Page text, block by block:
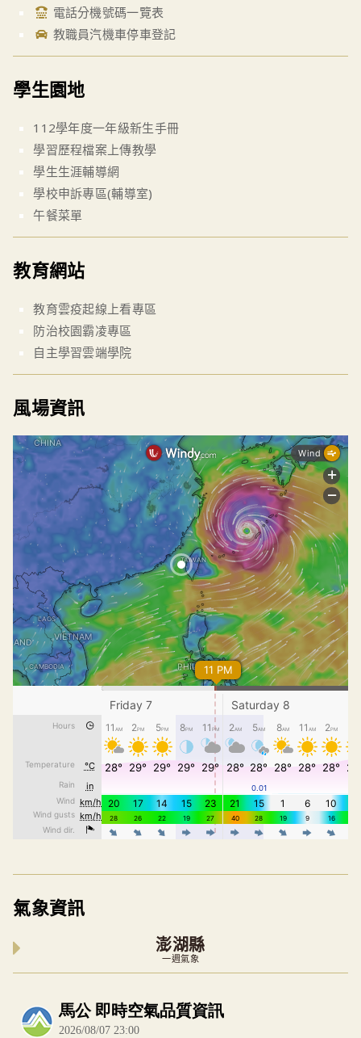
電話分機號碼一覽表
教職員汽機車停車登記
學生園地
112學年度一年級新生手冊
學習歷程檔案上傳教學
學生生涯輔導網
學校申訴專區(輔導室)
午餐菜單
教育網站
教育雲疫起線上看專區
防治校園霸凌專區
自主學習雲端學院
風場資訊
氣象資訊
澎湖縣
一週氣象
內嵌空氣品質小工具為視覺預覽，完整即時空